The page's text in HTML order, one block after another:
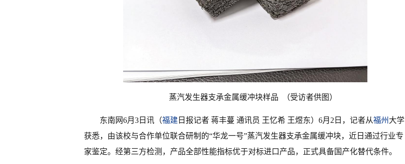
蒸汽发生器支承金属缓冲块样品 （受访者供图）
东南网6月3日讯（福建 日报记者 蒋丰蔓 通讯员 王忆希 王煜东）6月2日，记者从福州 大学
获悉，由该校与合作单位联合研制的“华龙一号”蒸汽发生器支承金属缓冲块，近日通过行业专
家鉴定。经第三方检测，产品全部性能指标优于对标进口产品，正式具备国产化替代条件。